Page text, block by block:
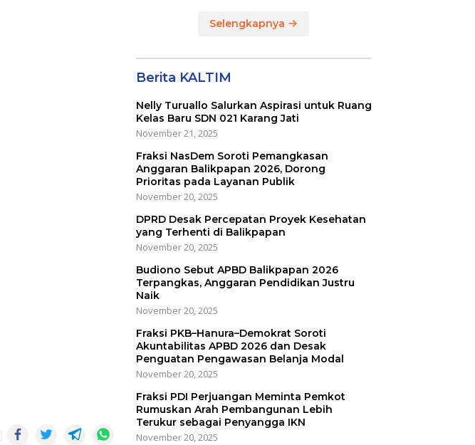
Selengkapnya
Berita KALTIM
Nelly Turuallo Salurkan Aspirasi untuk Ruang
Kelas Baru SDN 021 Karang Jati
November 21, 2025
Fraksi NasDem Soroti Pemangkasan
Anggaran Balikpapan 2026, Dorong
Prioritas pada Layanan Publik
November 20, 2025
DPRD Desak Percepatan Proyek Kesehatan
yang Terhenti di Balikpapan
November 20, 2025
Budiono Sebut APBD Balikpapan 2026
Terpangkas, Anggaran Pendidikan Justru
Naik
November 20, 2025
Fraksi PKB–Hanura–Demokrat Soroti
Akuntabilitas APBD 2026 dan Desak
Penguatan Pengawasan Belanja Modal
November 20, 2025
Fraksi PDI Perjuangan Meminta Pemkot
Rumuskan Arah Pembangunan Lebih
Terukur sebagai Penyangga IKN
November 20, 2025